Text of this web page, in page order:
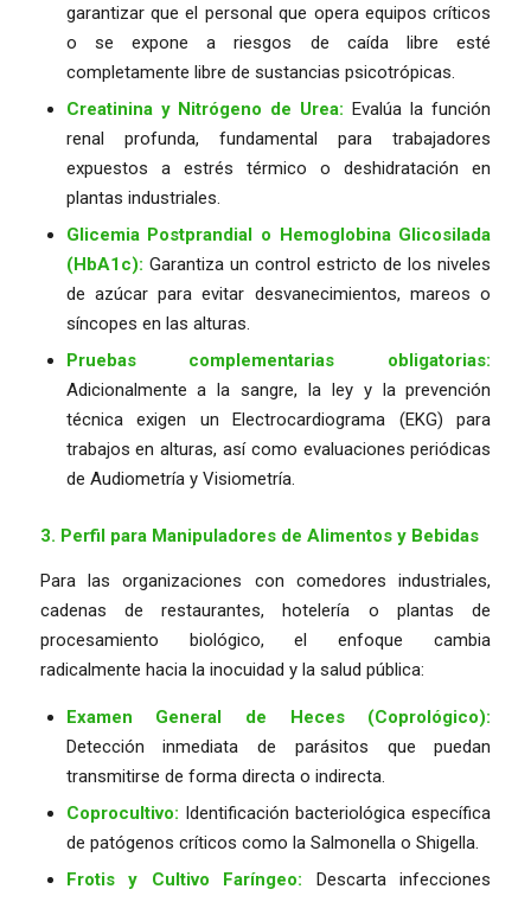
garantizar que el personal que opera equipos críticos
o se expone a riesgos de caída libre esté
completamente libre de sustancias psicotrópicas.
Creatinina y Nitrógeno de Urea: Evalúa la función
renal profunda, fundamental para trabajadores
expuestos a estrés térmico o deshidratación en
plantas industriales.
Glicemia Postprandial o Hemoglobina Glicosilada
(HbA1c): Garantiza un control estricto de los niveles
de azúcar para evitar desvanecimientos, mareos o
síncopes en las alturas.
Pruebas complementarias obligatorias:
Adicionalmente a la sangre, la ley y la prevención
técnica exigen un Electrocardiograma (EKG) para
trabajos en alturas, así como evaluaciones periódicas
de Audiometría y Visiometría.
3. Perfil para Manipuladores de Alimentos y Bebidas
Para las organizaciones con comedores industriales,
cadenas de restaurantes, hotelería o plantas de
procesamiento biológico, el enfoque cambia
radicalmente hacia la inocuidad y la salud pública:
Examen General de Heces (Coprológico):
Detección inmediata de parásitos que puedan
transmitirse de forma directa o indirecta.
Coprocultivo: Identificación bacteriológica específica
de patógenos críticos como la Salmonella o Shigella.
Frotis y Cultivo Faríngeo:
Descarta infecciones